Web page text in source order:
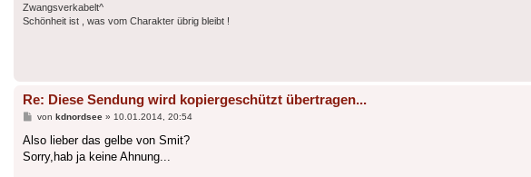
Zwangsverkabelt^
Schönheit ist , was vom Charakter übrig bleibt !
Re: Diese Sendung wird kopiergeschützt übertragen...
Beitrag
von kdnordsee» 10.01.2014, 20:54
Also lieber das gelbe von Smit?
Sorry,hab ja keine Ahnung...